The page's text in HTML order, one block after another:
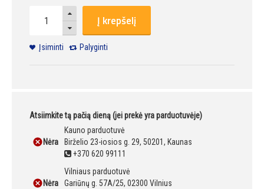
Į krepšelį
Įsiminti Palyginti
Atsiimkite tą pačią dieną (jei prekė yra parduotuvėje)
Nėra
Kauno parduotuvė
Birželio 23-iosios g. 29, 50201, Kaunas
+370 620 99111
Nėra
Vilniaus parduotuvė
Gariūnų g. 57A/25, 02300 Vilnius